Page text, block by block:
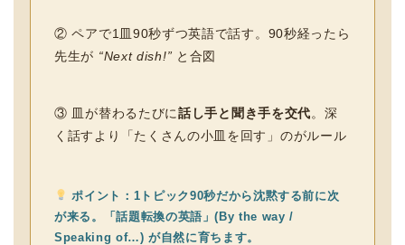
② ペアで1皿90秒ずつ英語で話す。90秒経ったら
先生が “Next dish!” と合図
③ 皿が替わるたびに話し手と聞き手を交代。深
く話すより「たくさんの小皿を回す」のがルール
ポイント：1トピック90秒だから沈黙する前に次
が来る。「話題転換の英語」(By the way /
Speaking of…) が自然に育ちます。